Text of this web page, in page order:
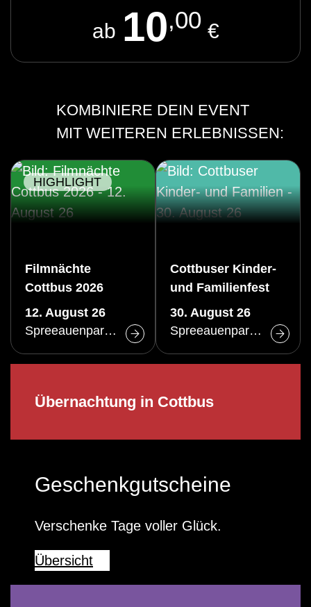
ab 10,00 €
KOMBINIERE DEIN EVENT
MIT WEITEREN ERLEBNISSEN:
HIGHLIGHT
Filmnächte
Cottbus 2026
12. August 26
Spreeauenpark Cottbus
Cottbuser Kinder-
und Familienfest
30. August 26
Spreeauenpark Cottbus
Übernachtung in Cottbus
Geschenkgutscheine
Verschenke Tage voller Glück.
Übersicht